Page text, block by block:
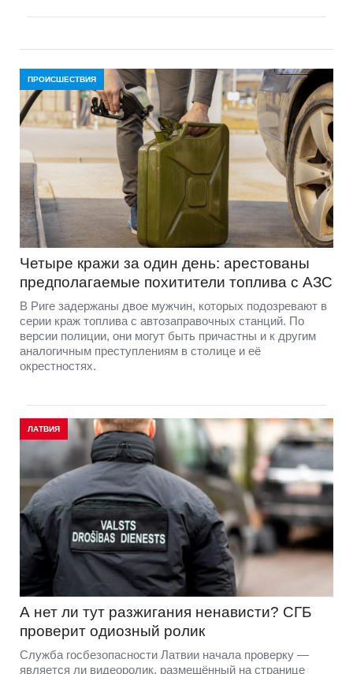
ПРОИСШЕСТВИЯ
Четыре кражи за один день: арестованы
предполагаемые похитители топлива с АЗС
В Риге задержаны двое мужчин, которых подозревают в
серии краж топлива с автозаправочных станций. По
версии полиции, они могут быть причастны и к другим
аналогичным преступлениям в столице и её
окрестностях.
ЛАТВИЯ
А нет ли тут разжигания ненависти? СГБ
проверит одиозный ролик
Служба госбезопасности Латвии начала проверку —
является ли видеоролик, размещённый на странице